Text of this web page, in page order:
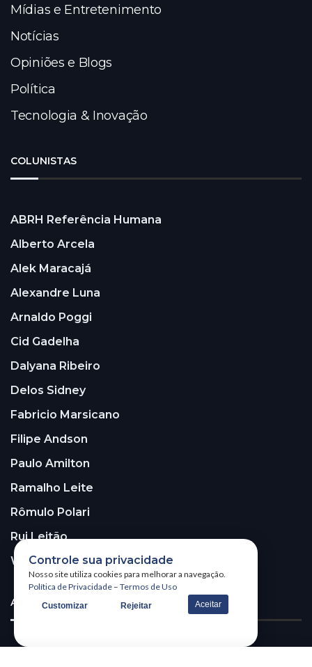
Mídias e Entretenimento
Notícias
Opiniões e Blogs
Política
Tecnologia & Inovação
COLUNISTAS
ABRH Referência Humana
Alberto Arcela
Alek Maracajá
Alexandre Luna
Arnaldo Poggi
Cid Gadelha
Dalyana Ribeiro
Delos Sidney
Fabricio Marsicano
Filipe Andson
Paulo Amilton
Ramalho Leite
Rômulo Polari
Rui Leitão
Walter Santos
ASSINE A NOSSA NEWSLETTER!
Controle sua privacidade
Nosso site utiliza cookies para melhorar a navegação.
Política de Privacidade – Termos de Uso
Customizar Rejeitar Aceitar